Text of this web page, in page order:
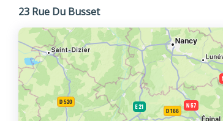
23 Rue Du Busset